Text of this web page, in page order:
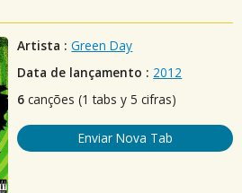
Artista : Green Day
Data de lançamento : 2012
6 canções (1 tabs y 5 cifras)
Enviar Nova Tab